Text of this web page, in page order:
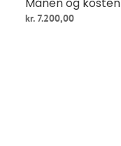
Månen og kosten
kr.7.200,00